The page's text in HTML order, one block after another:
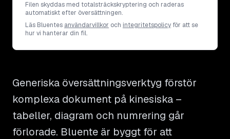
Filen skyddas med totalsträckskryptering och raderas
automatiskt efter översättningen.
Läs Bluentes användarvillkor och integritetspolicy för att se
hur vi hanterar din fil.
Generiska översättningsverktyg förstör
komplexa dokument på kinesiska –
tabeller, diagram och numrering går
förlorade. Bluente är byggt för att